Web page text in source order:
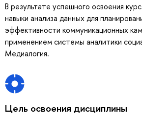
В результате успешного освоения
навыки анализа данных для
эффективности коммуникационных
применением системы аналитики
Медиалогия.
Цель освоения дисциплины